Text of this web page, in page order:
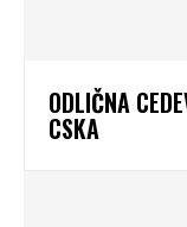
ODLIČNA
CSKA